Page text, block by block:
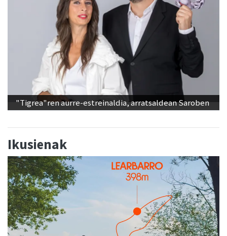
"Tigrea"ren aurre-estreinaldia, arratsaldean Saroben
Ikusienak